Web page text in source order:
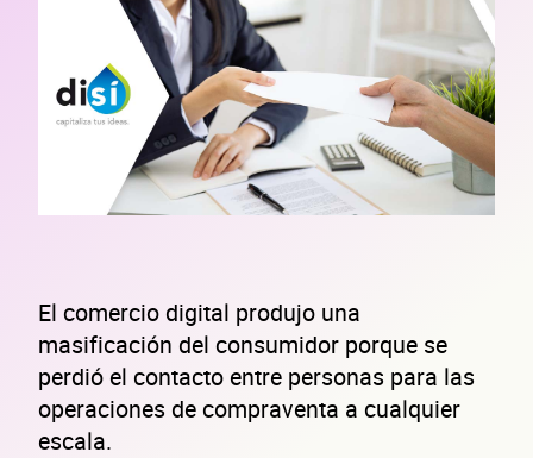
El comercio digital produjo una
masificación del consumidor porque se
perdió el contacto entre personas para las
operaciones de compraventa a cualquier
escala.